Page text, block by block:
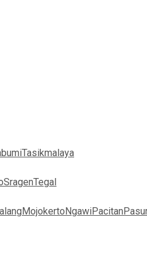
Tasikmalaya
SragenTegal
MojokertoNgawiPacitan